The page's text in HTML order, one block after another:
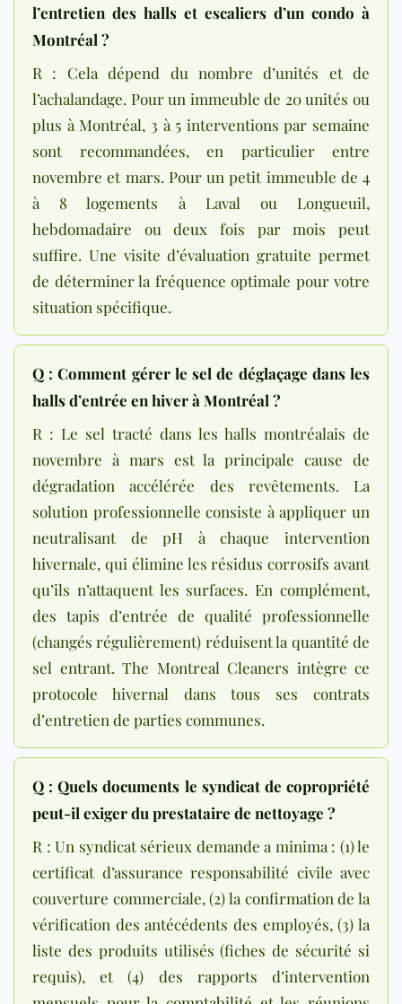
l’entretien des halls et escaliers d’un condo à
Montréal ?
R : Cela dépend du nombre d’unités et de
l’achalandage. Pour un immeuble de 20 unités ou
plus à Montréal, 3 à 5 interventions par semaine
sont recommandées, en particulier entre
novembre et mars. Pour un petit immeuble de 4
à 8 logements à Laval ou Longueuil,
hebdomadaire ou deux fois par mois peut
suffire. Une visite d’évaluation gratuite permet
de déterminer la fréquence optimale pour votre
situation spécifique.
Q : Comment gérer le sel de déglaçage dans les
halls d’entrée en hiver à Montréal ?
R : Le sel tracté dans les halls montréalais de
novembre à mars est la principale cause de
dégradation accélérée des revêtements. La
solution professionnelle consiste à appliquer un
neutralisant de pH à chaque intervention
hivernale, qui élimine les résidus corrosifs avant
qu’ils n’attaquent les surfaces. En complément,
des tapis d’entrée de qualité professionnelle
(changés régulièrement) réduisent la quantité de
sel entrant. The Montreal Cleaners intègre ce
protocole hivernal dans tous ses contrats
d’entretien de parties communes.
Q : Quels documents le syndicat de copropriété
peut-il exiger du prestataire de nettoyage ?
R : Un syndicat sérieux demande a minima : (1) le
certificat d’assurance responsabilité civile avec
couverture commerciale, (2) la confirmation de la
vérification des antécédents des employés, (3) la
liste des produits utilisés (fiches de sécurité si
requis), et (4) des rapports d’intervention